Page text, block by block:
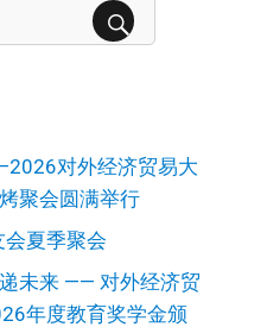
对外经济贸易大
聚会圆满举行
夏季聚会
未来 —— 对外经济贸
年度教育奖学金颁